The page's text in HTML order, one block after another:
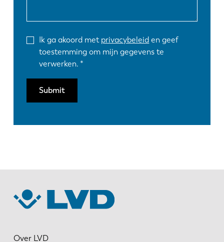
Ik ga akoord met privacybeleid en geef
toestemming om mijn gegevens te
verwerken.
Submit
Over LVD